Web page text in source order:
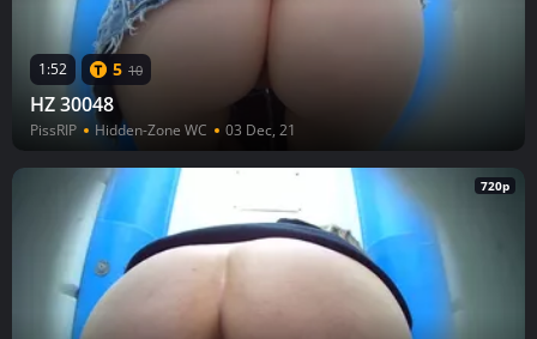
1:52 5 10
HZ 30048
PissRIP Hidden-Zone WC 03 Dec, 21
720p